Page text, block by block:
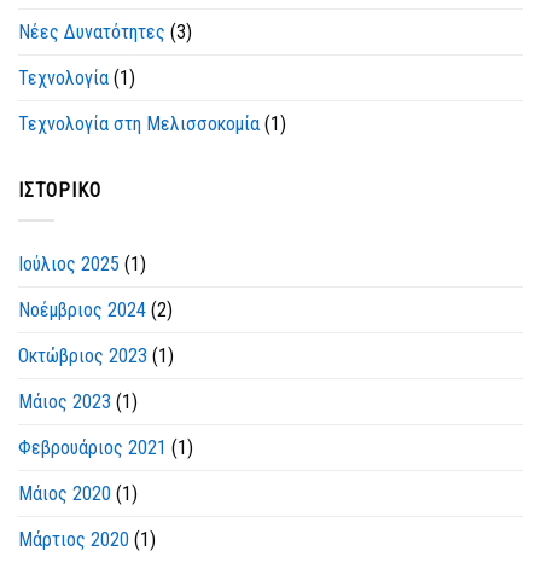
Νέες Δυνατότητες (3)
Τεχνολογία (1)
Τεχνολογία στη Μελισσοκομία (1)
ΙΣΤΟΡΙΚΌ
Ιούλιος 2025 (1)
Νοέμβριος 2024 (2)
Οκτώβριος 2023 (1)
Μάιος 2023 (1)
Φεβρουάριος 2021 (1)
Μάιος 2020 (1)
Μάρτιος 2020 (1)